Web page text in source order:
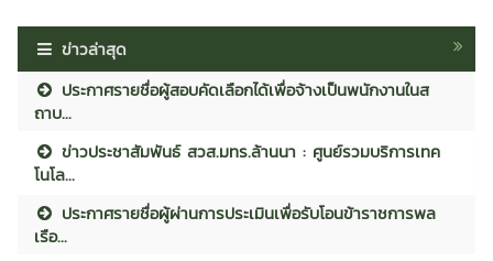
ข่าวล่าสุด
ประกาศรายชื่อผู้สอบคัดเลือกได้เพื่อจ้างเป็นพนักงานในส
ถาบ...
ข่าวประชาสัมพันธ์ สวส.มทร.ล้านนา : ศูนย์รวมบริการเทค
โนโล...
ประกาศรายชื่อผู้ผ่านการประเมินเพื่อรับโอนข้าราชการพล
เรือ...